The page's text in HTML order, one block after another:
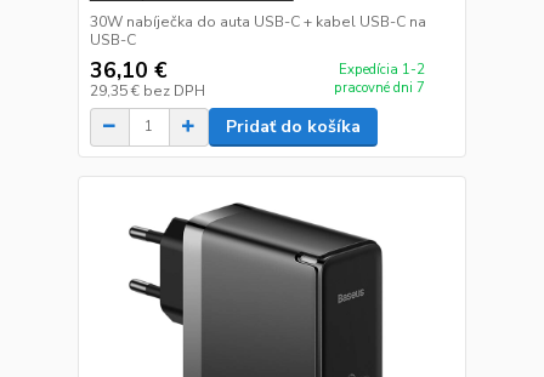
30W nabíječka do auta USB-C + kabel USB-C na
USB-C
36,10 €
29,35 € bez DPH
Expedícia 1-2
pracovné dni 7
Pridať do košíka